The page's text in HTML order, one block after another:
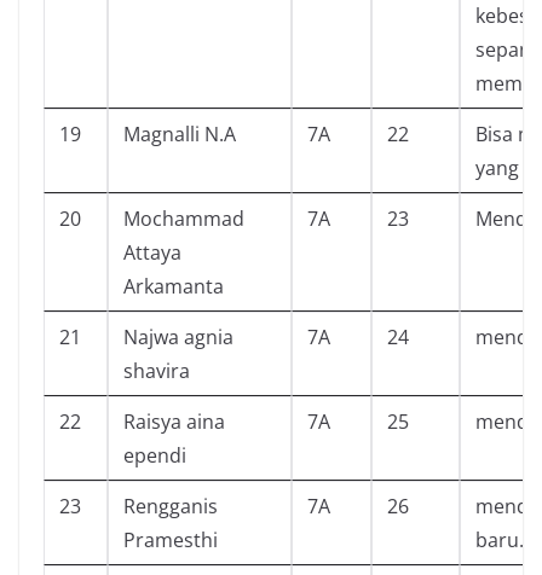
19
Magnalli N.A 7A 22
Bisa
yang
20
Mochammad
Attaya
Arkamanta
7A 23
21
Najwa agnia
shavira
7A 24
22
Raisya aina
ependi
7A 25
23
Rengganis
Pramesthi
7A 26
baru.